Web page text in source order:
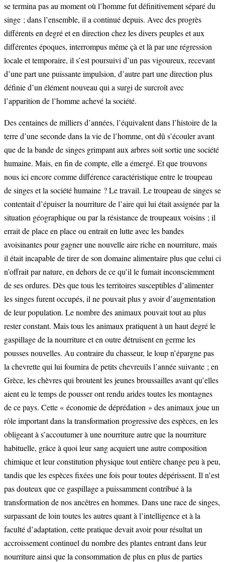
se termina pas au moment où l’homme fut définitivement séparé du
singe ; dans l’ensemble, il a continué depuis. Avec des progrès
différents en degré et en direction chez les divers peuples et aux
différentes époques, interrompus même çà et là par une régression
locale et temporaire, il s’est poursuivi d’un pas vigoureux, recevant
d’une part une puissante impulsion, d’autre part une direction plus
définie d’un élément nouveau qui a surgi de surcroît avec
l’apparition de l’homme achevé la société.
Des centaines de milliers d’années, l’équivalent dans l’histoire de la
terre d’une seconde dans la vie de l’homme, ont dû s’écouler avant
que de la bande de singes grimpant aux arbres soit sortie une société
humaine. Mais, en fin de compte, elle a émergé. Et que trouvons
nous ici encore comme différence caractéristique entre le troupeau
de singes et la société humaine ? Le travail. Le troupeau de singes se
contentait d’épuiser la nourriture de l’aire qui lui était assignée par la
situation géographique ou par la résistance de troupeaux voisins ; il
errait de place en place ou entrait en lutte avec les bandes
avoisinantes pour gagner une nouvelle aire riche en nourriture, mais
il était incapable de tirer de son domaine alimentaire plus que celui ci
n’offrait par nature, en dehors de ce qu’il le fumait inconsciemment
de ses ordures. Dès que tous les territoires susceptibles d’alimenter
les singes furent occupés, il ne pouvait plus y avoir d’augmentation
de leur population. Le nombre des animaux pouvait tout au plus
rester constant. Mais tous les animaux pratiquent à un haut degré le
gaspillage de la nourriture et en outre détruisent en germe les
pousses nouvelles. Au contraire du chasseur, le loup n’épargne pas
la chevrette qui lui fournira de petits chevreuils l’année suivante ; en
Grèce, les chèvres qui broutent les jeunes broussailles avant qu’elles
aient eu le temps de pousser ont rendu arides toutes les montagnes
de ce pays. Cette « économie de déprédation » des animaux joue un
rôle important dans la transformation progressive des espèces, en les
obligeant à s’accoutumer à une nourriture autre que la nourriture
habituelle, grâce à quoi leur sang acquiert une autre composition
chimique et leur constitution physique tout entière change peu à peu,
tandis que les espèces fixées une fois pour toutes dépérissent. Il n’est
pas douteux que ce gaspillage a puissamment contribué à la
transformation de nos ancêtres en hommes. Dans une race de singes,
surpassant de loin toutes les autres quant à l’intelligence et à la
faculté d’adaptation, cette pratique devait avoir pour résultat un
accroissement continuel du nombre des plantes entrant dans leur
nourriture ainsi que la consommation de plus en plus de parties